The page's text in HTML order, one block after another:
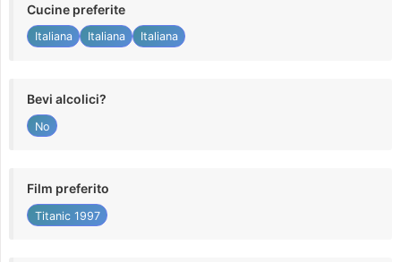
Cucine preferite
Italiana Italiana Italiana
Bevi alcolici?
No
Film preferito
Titanic 1997